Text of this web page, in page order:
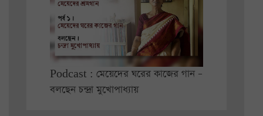
Podcast : মেয়েদের ঘরের কাজের গান –
বলছেন চন্দ্রা মুখোপাধ্যায়